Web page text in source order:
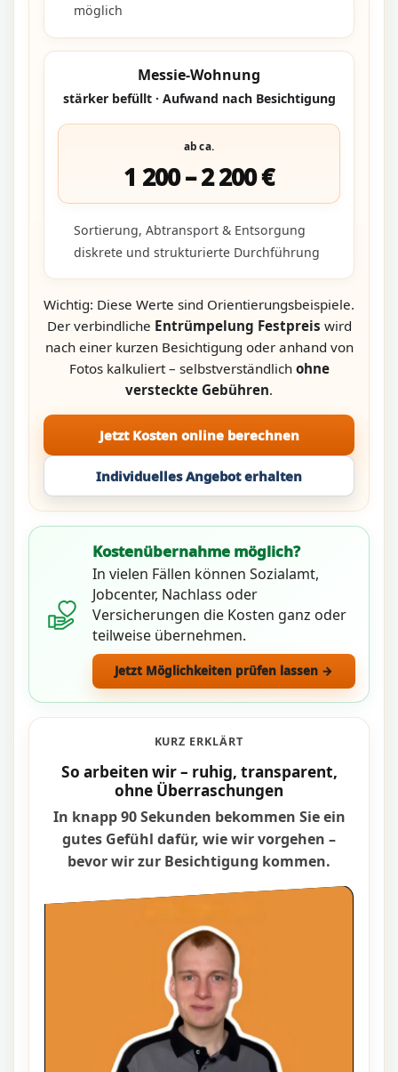
möglich
Messie-Wohnung
stärker befüllt · Aufwand nach Besichtigung
ab ca.
1 200 – 2 200 €
Sortierung, Abtransport & Entsorgung
diskrete und strukturierte Durchführung
Wichtig: Diese Werte sind Orientierungsbeispiele.
Der verbindliche Entrümpelung Festpreis wird
nach einer kurzen Besichtigung oder anhand von
Fotos kalkuliert – selbstverständlich ohne
versteckte Gebühren.
Jetzt Kosten online berechnen
Individuelles Angebot erhalten
Kostenübernahme möglich?
In vielen Fällen können Sozialamt,
Jobcenter, Nachlass oder
Versicherungen die Kosten ganz oder
teilweise übernehmen.
Jetzt Möglichkeiten prüfen lassen →
KURZ ERKLÄRT
So arbeiten wir – ruhig, transparent,
ohne Überraschungen
In knapp 90 Sekunden bekommen Sie ein
gutes Gefühl dafür, wie wir vorgehen –
bevor wir zur Besichtigung kommen.